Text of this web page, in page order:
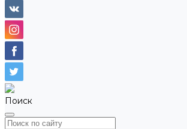
Поиск